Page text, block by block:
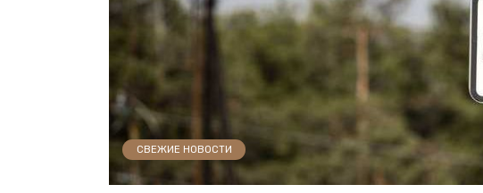
СВЕЖИЕ НОВОСТИ